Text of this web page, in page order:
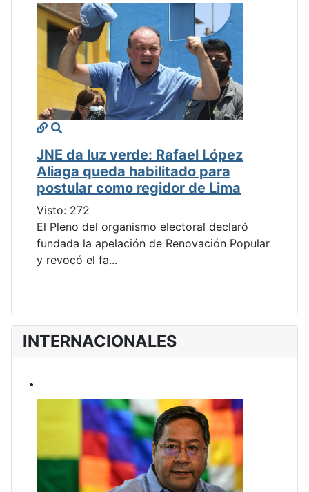
JNE da luz verde: Rafael López
Aliaga queda habilitado para
postular como regidor de Lima
Visto: 272
El Pleno del organismo electoral declaró
fundada la apelación de Renovación Popular
y revocó el fa...
INTERNACIONALES